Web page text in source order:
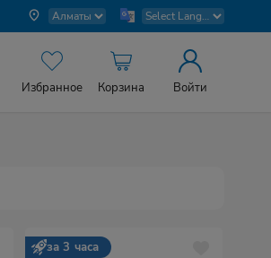
Избранное Корзина Войти
за 3 часа